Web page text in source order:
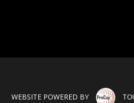
WEBSITE POWERED BY